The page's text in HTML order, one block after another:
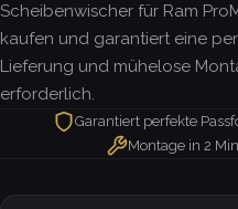
Scheibenwischer für Ram
kaufen und garantiert eine
Lieferung und mühelose
erforderlich.
Garantiert perfekte
Montage in 2